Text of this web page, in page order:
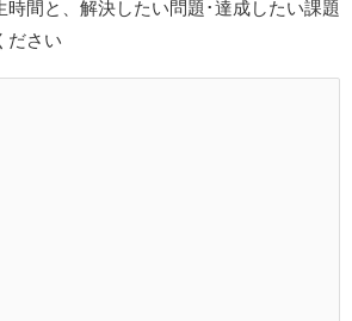
時間と、解決したい問題･達成したい課題
ださい